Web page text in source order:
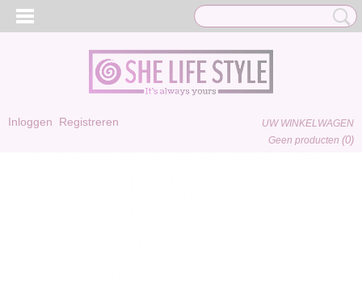
Inloggen Registreren
UW WINKELWAGEN
Geen producten (0)